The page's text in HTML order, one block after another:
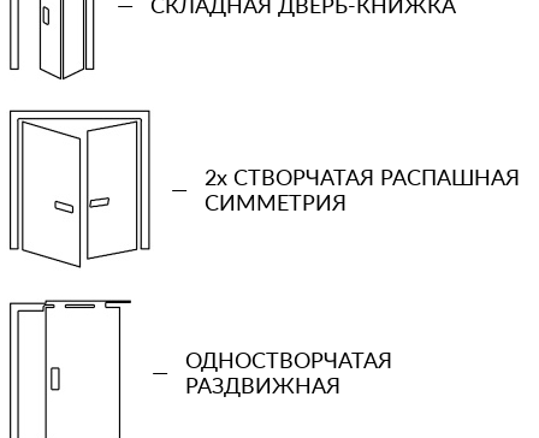
—
2x СТВОРЧАТАЯ РАСПАШНАЯ
СИММЕТРИЯ
—
ОДНОСТВОРЧАТАЯ
РАЗДВИЖНАЯ
Количество проемов